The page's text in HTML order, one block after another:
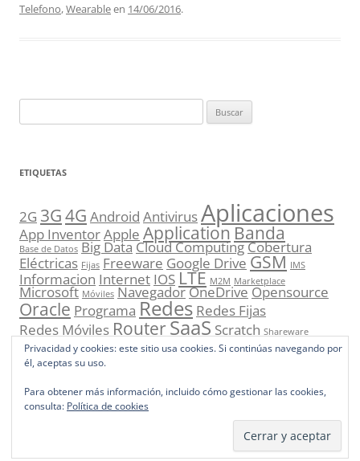
Telefono,Wearableen 14/06/2016.
ETIQUETAS
2G 3G4G Android AntivirusAplicaciones
App InventorApple Application Banda
Base de Datos Big DataCloud ComputingCobertura
Eléctricas Fijas Freeware Google Drive GSM IMS
Informacion Internet IOS LTE M2M Marketplace
Microsoft Móviles NavegadorOneDriveOpensource
Oracle Programa Redes Redes Fijas
Redes Móviles RouterSaaS Scratch Shareware
Sistema Operativo SmartphoneStoreUMTS VoIP
Privacidad y cookies: este sitio usa cookies. Si continúas navegando por
él, aceptas su uso.
Para obtener más información, incluido cómo gestionar las cookies,
consulta: Política de cookies